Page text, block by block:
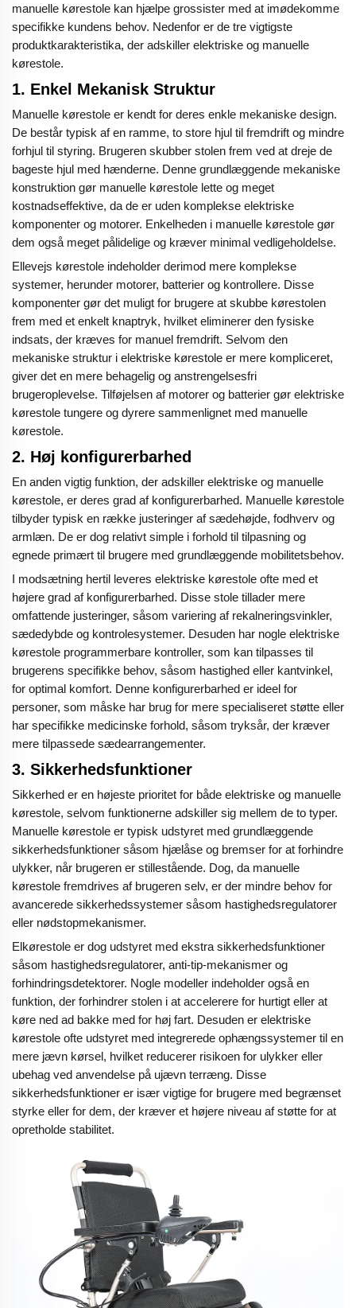
manuelle kørestole kan hjælpe grossister med at imødekomme
specifikke kundens behov. Nedenfor er de tre vigtigste
produktkarakteristika, der adskiller elektriske og manuelle
kørestole.
1. Enkel Mekanisk Struktur
Manuelle kørestole er kendt for deres enkle mekaniske design.
De består typisk af en ramme, to store hjul til fremdrift og mindre
forhjul til styring. Brugeren skubber stolen frem ved at dreje de
bageste hjul med hænderne. Denne grundlæggende mekaniske
konstruktion gør manuelle kørestole lette og meget
kostnadseffektive, da de er uden komplekse elektriske
komponenter og motorer. Enkelheden i manuelle kørestole gør
dem også meget pålidelige og kræver minimal vedligeholdelse.
Ellevejs kørestole indeholder derimod mere komplekse
systemer, herunder motorer, batterier og kontrollere. Disse
komponenter gør det muligt for brugere at skubbe kørestolen
frem med et enkelt knaptryk, hvilket eliminerer den fysiske
indsats, der kræves for manuel fremdrift. Selvom den
mekaniske struktur i elektriske kørestole er mere kompliceret,
giver det en mere behagelig og anstrengelsesfri
brugeroplevelse. Tilføjelsen af motorer og batterier gør elektriske
kørestole tungere og dyrere sammenlignet med manuelle
kørestole.
2. Høj konfigurerbarhed
En anden vigtig funktion, der adskiller elektriske og manuelle
kørestole, er deres grad af konfigurerbarhed. Manuelle kørestole
tilbyder typisk en række justeringer af sædehøjde, fodhverv og
armlæn. De er dog relativt simple i forhold til tilpasning og
egnede primært til brugere med grundlæggende mobilitetsbehov.
I modsætning hertil leveres elektriske kørestole ofte med et
højere grad af konfigurerbarhed. Disse stole tillader mere
omfattende justeringer, såsom variering af rekalneringsvinkler,
sædedybde og kontrolesystemer. Desuden har nogle elektriske
kørestole programmerbare kontroller, som kan tilpasses til
brugerens specifikke behov, såsom hastighed eller kantvinkel,
for optimal komfort. Denne konfigurerbarhed er ideel for
personer, som måske har brug for mere specialiseret støtte eller
har specifikke medicinske forhold, såsom tryksår, der kræver
mere tilpassede sædearrangementer.
3. Sikkerhedsfunktioner
Sikkerhed er en højeste prioritet for både elektriske og manuelle
kørestole, selvom funktionerne adskiller sig mellem de to typer.
Manuelle kørestole er typisk udstyret med grundlæggende
sikkerhedsfunktioner såsom hjælåse og bremser for at forhindre
ulykker, når brugeren er stillestående. Dog, da manuelle
kørestole fremdrives af brugeren selv, er der mindre behov for
avancerede sikkerhedssystemer såsom hastighedsregulatorer
eller nødstopmekanismer.
Elkørestole er dog udstyret med ekstra sikkerhedsfunktioner
såsom hastighedsregulatorer, anti-tip-mekanismer og
forhindringsdetektorer. Nogle modeller indeholder også en
funktion, der forhindrer stolen i at accelerere for hurtigt eller at
køre ned ad bakke med for høj fart. Desuden er elektriske
kørestole ofte udstyret med integrerede ophængssystemer til en
mere jævn kørsel, hvilket reducerer risikoen for ulykker eller
ubehag ved anvendelse på ujævn terræng. Disse
sikkerhedsfunktioner er især vigtige for brugere med begrænset
styrke eller for dem, der kræver et højere niveau af støtte for at
opretholde stabilitet.